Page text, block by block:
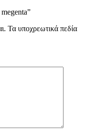
Τα υποχρεωτικά πεδία